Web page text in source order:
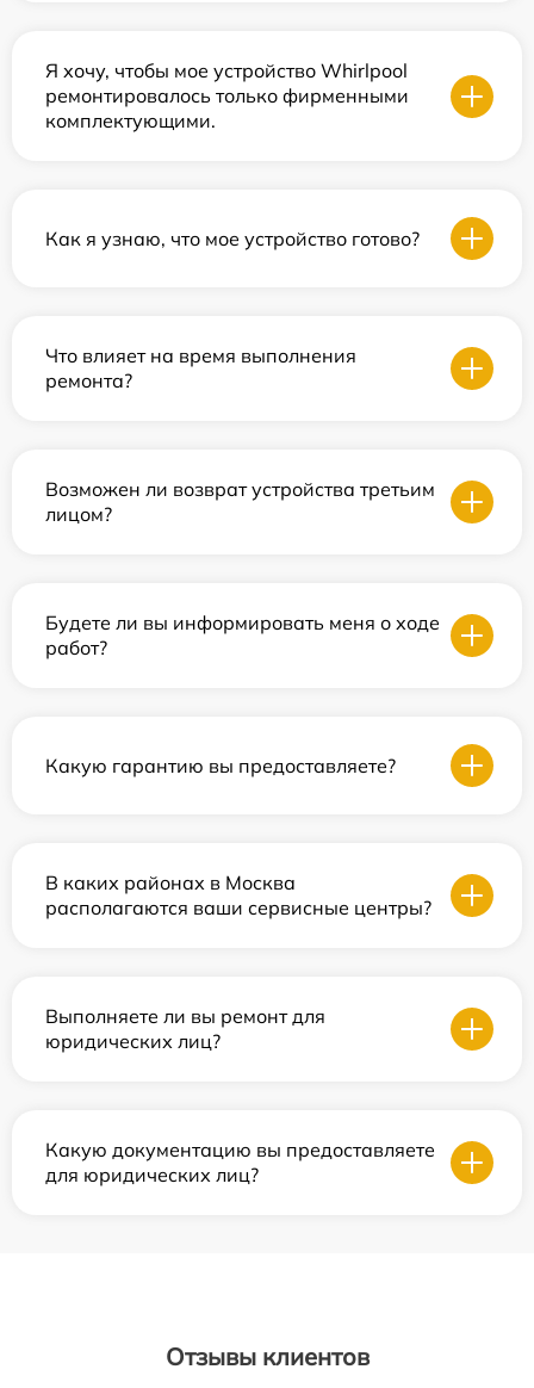
Я хочу, чтобы мое устройство Whirlpool
ремонтировалось только фирменными
комплектующими.
Как я узнаю, что мое устройство готово?
Что влияет на время выполнения
ремонта?
Возможен ли возврат устройства третьим
лицом?
Будете ли вы информировать меня о ходе
работ?
Какую гарантию вы предоставляете?
В каких районах в Москва
располагаются ваши сервисные центры?
Выполняете ли вы ремонт для
юридических лиц?
Какую документацию вы предоставляете
для юридических лиц?
Отзывы клиентов